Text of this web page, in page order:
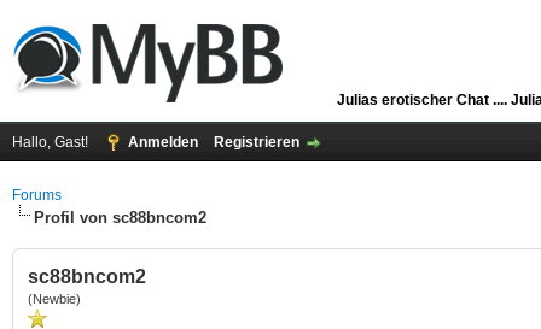
Julias erotischer Chat ....
Hallo, Gast! Anmelden Registrieren
Forums
Profil von sc88bncom2
sc88bncom2
(Newbie)